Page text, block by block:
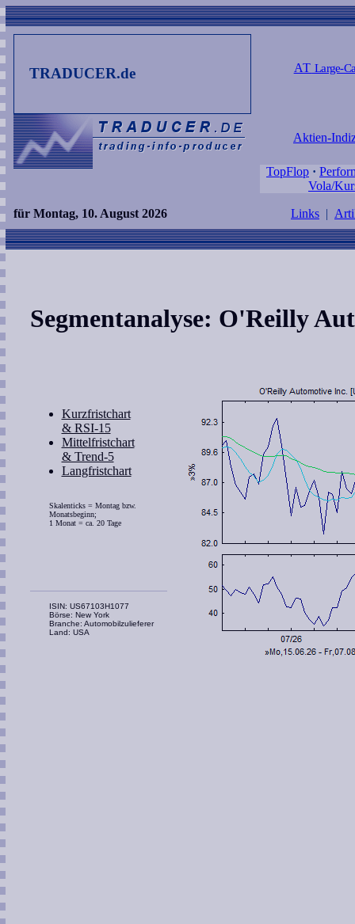
TRADUCER.de AT Large-
Aktien-
TopFlop ·
Vola/
für Montag, 10. August 2026 Links |
Segmentanalyse: O'Reilly
Kurzfristchart
& RSI-15
Mittelfristchart
& Trend-5
Langfristchart
Skalenticks = Montag bzw.
Monatsbeginn;
1 Monat = ca. 20 Tage
ISIN: US67103H1077
Börse: New York
Branche: Automobilzulieferer
Land: USA